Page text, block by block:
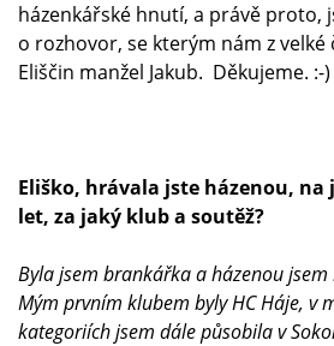
házenkářské hnutí, a právě proto,
o rozhovor, se kterým nám z velké
Eliščin manžel Jakub. Děkujeme. :-)
Eliško, hrávala jste házenou,
let, za jaký klub a soutěž?
Byla jsem brankářka a házenou
Mým prvním klubem byly HC Háje, v
kategoriích jsem dále působila v